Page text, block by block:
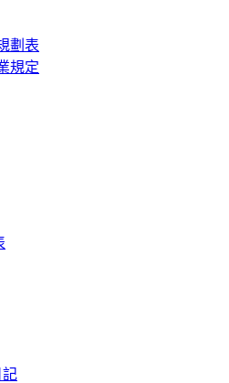
劃表
規定
記